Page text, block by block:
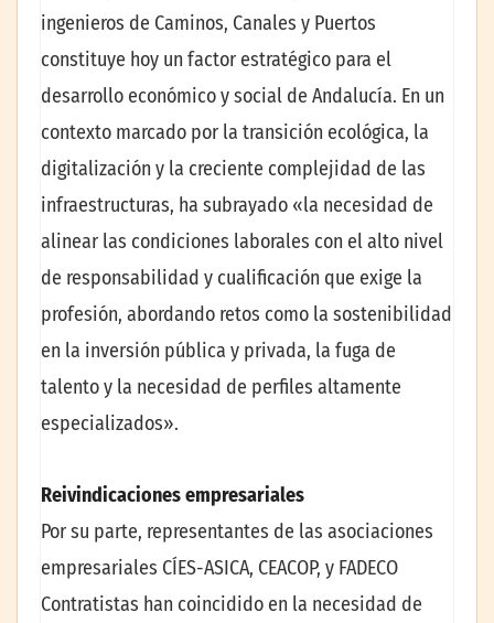
ingenieros de Caminos, Canales y Puertos
constituye hoy un factor estratégico para el
desarrollo económico y social de Andalucía. En un
contexto marcado por la transición ecológica, la
digitalización y la creciente complejidad de las
infraestructuras, ha subrayado «la necesidad de
alinear las condiciones laborales con el alto nivel
de responsabilidad y cualificación que exige la
profesión, abordando retos como la sostenibilidad
en la inversión pública y privada, la fuga de
talento y la necesidad de perfiles altamente
especializados».
Reivindicaciones empresariales
Por su parte, representantes de las asociaciones
empresariales CÍES-ASICA, CEACOP, y FADECO
Contratistas han coincidido en la necesidad de